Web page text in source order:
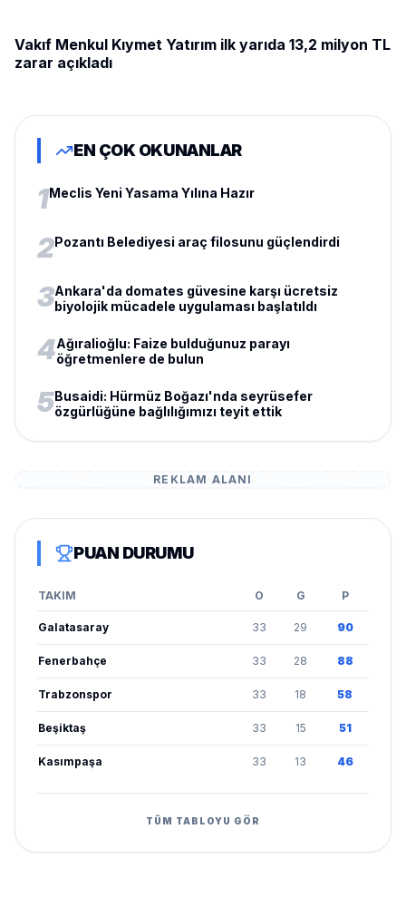
EKONOMI
Vakıf Menkul Kıymet Yatırım ilk yarıda 13,2 milyon TL
zarar açıkladı
EN ÇOK OKUNANLAR
1Meclis Yeni Yasama Yılına Hazır
2Pozantı Belediyesi araç filosunu güçlendirdi
3Ankara'da domates güvesine karşı ücretsiz
biyolojik mücadele uygulaması başlatıldı
4Ağıralioğlu: Faize bulduğunuz parayı
öğretmenlere de bulun
5Busaidi: Hürmüz Boğazı'nda seyrüsefer
özgürlüğüne bağlılığımızı teyit ettik
REKLAM ALANI
PUAN DURUMU
TAKIM O G P
Galatasaray 33 29 90
Fenerbahçe 33 28 88
Trabzonspor 33 18 58
Beşiktaş 33 15 51
Kasımpaşa 33 13 46
TÜM TABLOYU GÖR